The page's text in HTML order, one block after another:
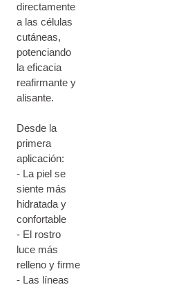
directamente
a las células
cutáneas,
potenciando
la eficacia
reafirmante y
alisante.
Desde la
primera
aplicación:
- La piel se
siente más
hidratada y
confortable
- El rostro
luce más
relleno y firme
- Las líneas